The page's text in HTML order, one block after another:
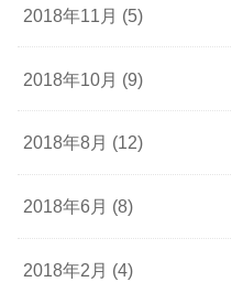
2018年11月 (5)
2018年10月 (9)
2018年8月 (12)
2018年6月 (8)
2018年2月 (4)